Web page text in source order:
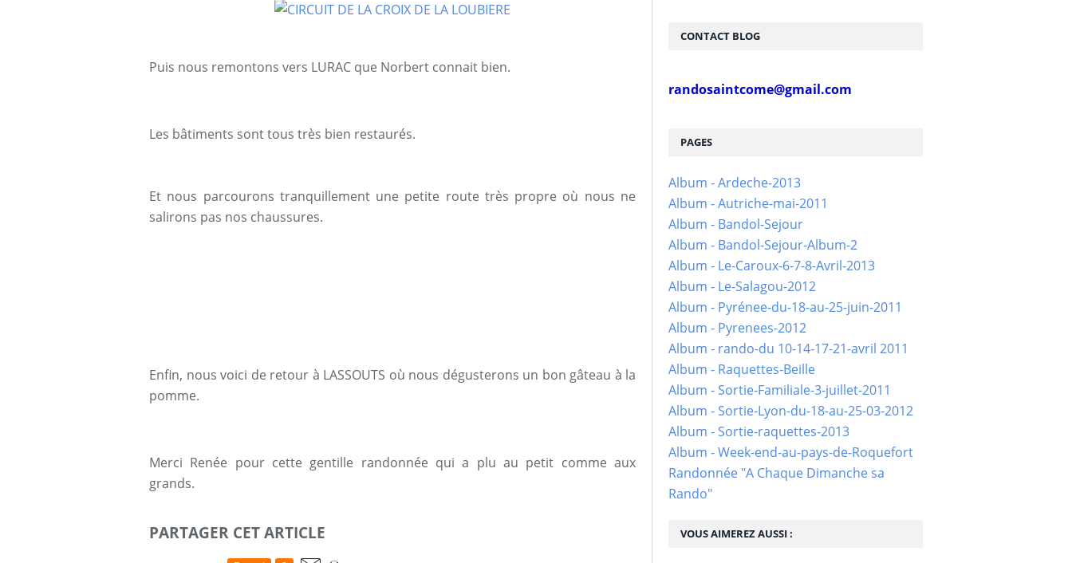
Puis nous remontons vers LURAC que Norbert connait bien.
Les bâtiments sont tous très bien restaurés.
Et nous parcourons tranquillement une petite route très propre où nous ne
salirons pas nos chaussures.
Enfin, nous voici de retour à LASSOUTS où nous dégusterons un bon gâteau à la
pomme.
Merci Renée pour cette gentille randonnée qui a plu au petit comme aux
grands.
PARTAGER CET ARTICLE VOUS AIMEREZ AUSSI :
PAGES
Album - Ardeche-2013
Album - Autriche-mai-2011
Album - Bandol-Sejour
Album - Bandol-Sejour-Album-2
Album - Le-Caroux-6-7-8-Avril-2013
Album - Le-Salagou-2012
Album - Pyrénee-du-18-au-25-juin-2011
Album - Pyrenees-2012
Album - rando-du 10-14-17-21-avril 2011
Album - Raquettes-Beille
Album - Sortie-Familiale-3-juillet-2011
Album - Sortie-Lyon-du-18-au-25-03-2012
Album - Sortie-raquettes-2013
Album - Week-end-au-pays-de-Roquefort
Randonnée "A Chaque Dimanche sa
Rando"
CONTACT BLOG
randosaintcome@gmail.com